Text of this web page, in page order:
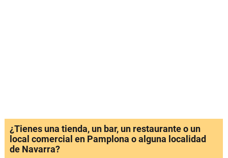
¿Tienes una tienda, un bar, un restaurante o un
local comercial en Pamplona o alguna localidad
de Navarra?